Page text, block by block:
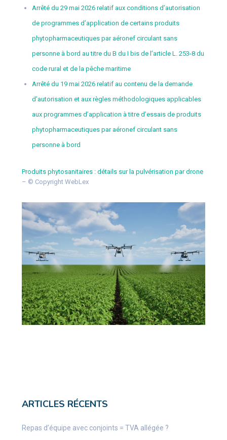
Arrêté du 29 mai 2026 relatif aux conditions d’autorisation
de programmes d’application de certains produits
phytopharmaceutiques par aéronef circulant sans
personne à bord au titre du B du I bis de l’article L. 253-8 du
code rural et de la pêche maritime
Arrêté du 19 mai 2026 relatif au contenu de la demande
d’autorisation et aux règles méthodologiques applicables
aux programmes d’application à titre d’essais de produits
phytopharmaceutiques par aéronef circulant sans
personne à bord
Produits phytosanitaires : détails sur la pulvérisation par drone
– © Copyright WebLex
ARTICLES RÉCENTS
Repas d’équipe avec conjoints = TVA allégée ?